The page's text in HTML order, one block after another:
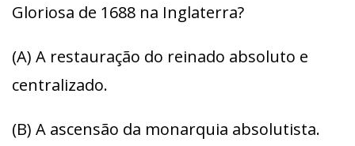
Gloriosa de 1688 na Inglaterra?
(A) A restauração do reinado absoluto e
centralizado.
(B) A ascensão da monarquia absolutista.